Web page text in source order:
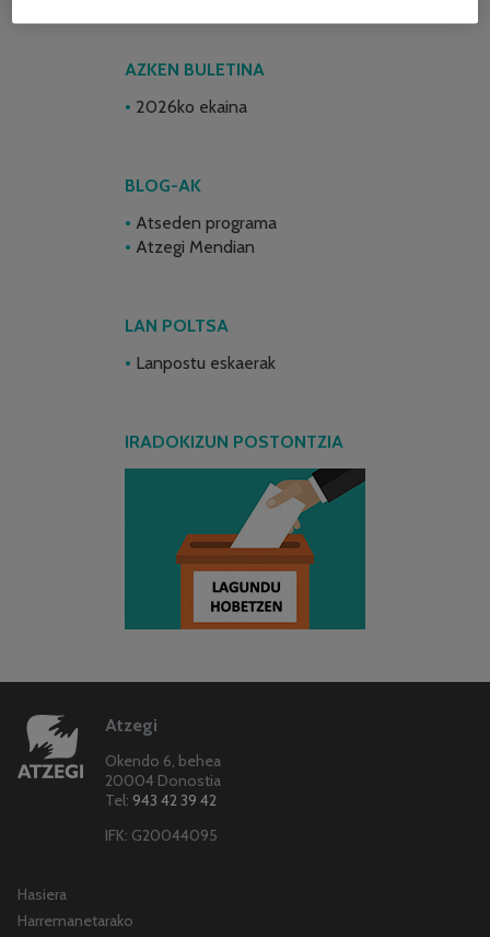
AZKEN BULETINA
2026ko ekaina
BLOG-AK
Atseden programa
Atzegi Mendian
LAN POLTSA
Lanpostu eskaerak
IRADOKIZUN POSTONTZIA
Atzegi
Okendo 6, behea
20004 Donostia
Tel: 943 42 39 42
IFK: G20044095
Hasiera
Harremanetarako